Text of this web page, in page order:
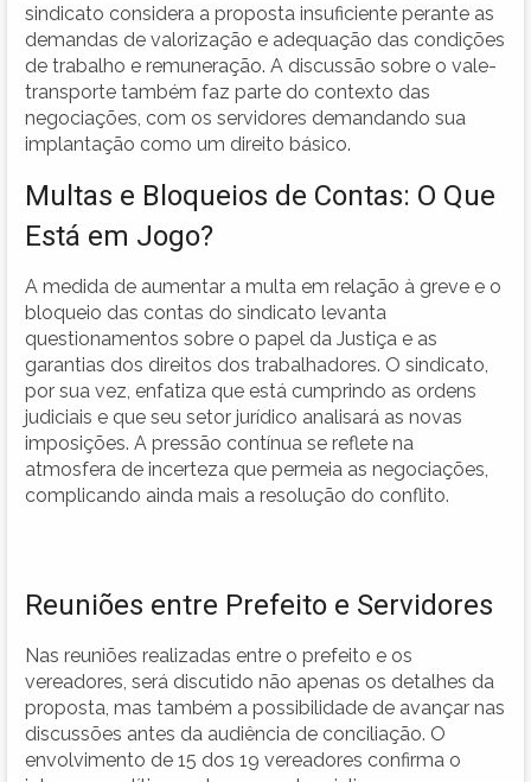
sindicato considera a proposta insuficiente perante as
demandas de valorização e adequação das condições
de trabalho e remuneração. A discussão sobre o vale-
transporte também faz parte do contexto das
negociações, com os servidores demandando sua
implantação como um direito básico.
Multas e Bloqueios de Contas: O Que
Está em Jogo?
A medida de aumentar a multa em relação à greve e o
bloqueio das contas do sindicato levanta
questionamentos sobre o papel da Justiça e as
garantias dos direitos dos trabalhadores. O sindicato,
por sua vez, enfatiza que está cumprindo as ordens
judiciais e que seu setor jurídico analisará as novas
imposições. A pressão contínua se reflete na
atmosfera de incerteza que permeia as negociações,
complicando ainda mais a resolução do conflito.
Reuniões entre Prefeito e Servidores
Nas reuniões realizadas entre o prefeito e os
vereadores, será discutido não apenas os detalhes da
proposta, mas também a possibilidade de avançar nas
discussões antes da audiência de conciliação. O
envolvimento de 15 dos 19 vereadores confirma o